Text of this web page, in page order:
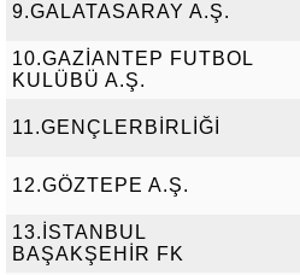
9.GALATASARAY A.Ş.
10.GAZİANTEP FUTBOL
KULÜBÜ A.Ş.
11.GENÇLERBİRLİĞİ
12.GÖZTEPE A.Ş.
13.İSTANBUL
BAŞAKŞEHİR FK